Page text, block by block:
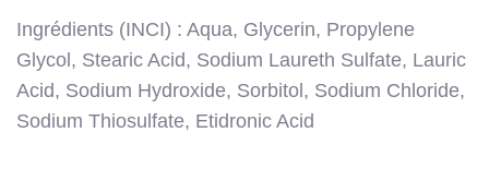
Ingrédients (INCI) : Aqua, Glycerin, Propylene
Glycol, Stearic Acid, Sodium Laureth Sulfate, Lauric
Acid, Sodium Hydroxide, Sorbitol, Sodium Chloride,
Sodium Thiosulfate, Etidronic Acid